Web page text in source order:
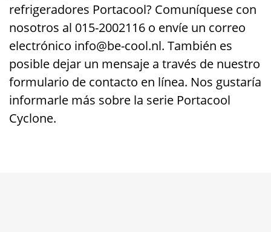
refrigeradores Portacool? Comuníquese con
nosotros al 015-2002116 o envíe un correo
electrónico info@be-cool.nl. También es
posible dejar un mensaje a través de nuestro
formulario de contacto en línea. Nos gustaría
informarle más sobre la serie Portacool
Cyclone.